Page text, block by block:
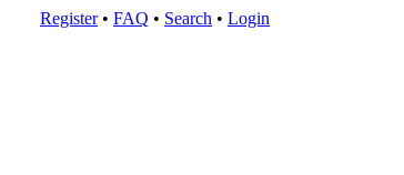
Register• FAQ • Search • Login